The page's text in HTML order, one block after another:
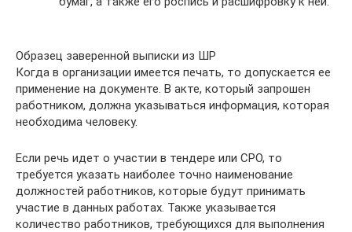
Образец заверенной выписки из ШР
Когда в организации имеется печать, то допускается ее
применение на документе. В акте, который запрошен
работником, должна указываться информация, которая
необходима человеку.
Если речь идет о участии в тендере или СРО, то
требуется указать наиболее точно наименование
должностей работников, которые будут принимать
участие в данных работах. Также указывается
количество работников, требующихся для выполнения